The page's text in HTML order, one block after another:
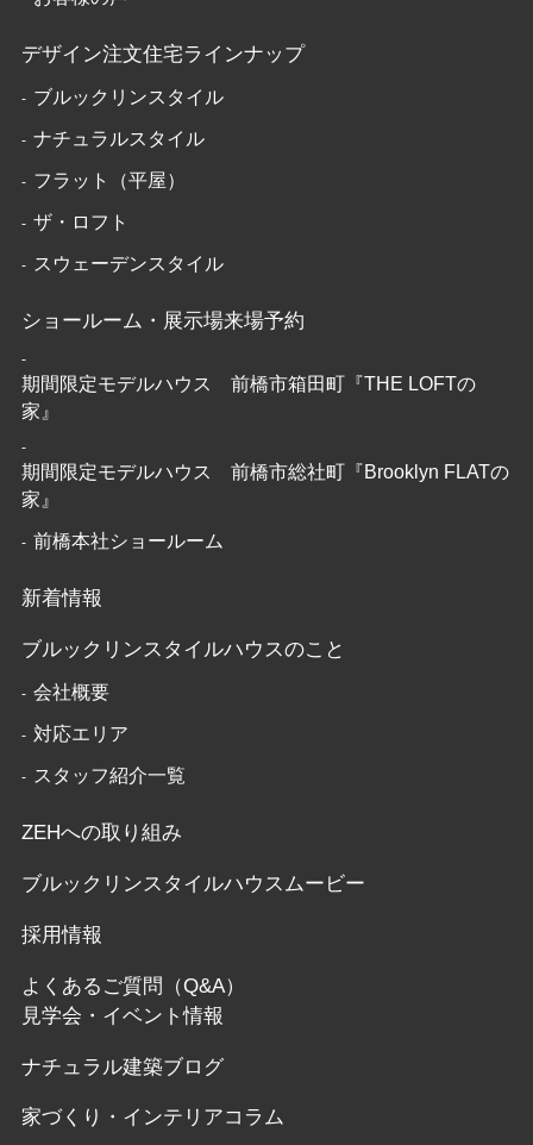
デザイン注文住宅ラインナップ
ブルックリンスタイル
ナチュラルスタイル
フラット（平屋）
ザ・ロフト
スウェーデンスタイル
ショールーム・展示場来場予約
期間限定モデルハウス 前橋市箱田町『THE LOFTの
家』
期間限定モデルハウス 前橋市総社町『Brooklyn FLATの
家』
前橋本社ショールーム
新着情報
ブルックリンスタイルハウスのこと
会社概要
対応エリア
スタッフ紹介一覧
ZEHへの取り組み
ブルックリンスタイルハウスムービー
採用情報
よくあるご質問（Q&A）
見学会・イベント情報
ナチュラル建築ブログ
家づくり・インテリアコラム